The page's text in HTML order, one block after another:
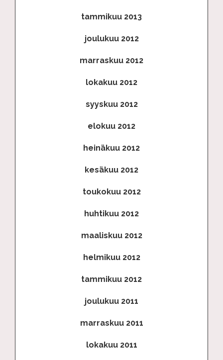
tammikuu 2013
joulukuu 2012
marraskuu 2012
lokakuu 2012
syyskuu 2012
elokuu 2012
heinäkuu 2012
kesäkuu 2012
toukokuu 2012
huhtikuu 2012
maaliskuu 2012
helmikuu 2012
tammikuu 2012
joulukuu 2011
marraskuu 2011
lokakuu 2011